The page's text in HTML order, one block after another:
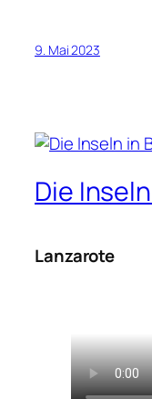
9. Mai 2023
Die
Lanzarote